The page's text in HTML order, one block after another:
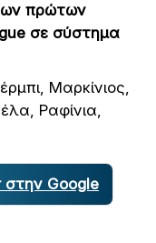
πρώτων
σε σύστημα
Μαρκίνιος,
Ραφίνια,
Google